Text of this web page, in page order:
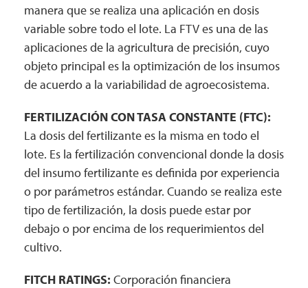
manera que se realiza una aplicación en dosis
variable sobre todo el lote. La FTV es una de las
aplicaciones de la agricultura de precisión, cuyo
objeto principal es la optimización de los insumos
de acuerdo a la variabilidad de agroecosistema.
FERTILIZACIÓN CON TASA CONSTANTE (FTC):
La dosis del fertilizante es la misma en todo el
lote. Es la fertilización convencional donde la dosis
del insumo fertilizante es definida por experiencia
o por parámetros estándar. Cuando se realiza este
tipo de fertilización, la dosis puede estar por
debajo o por encima de los requerimientos del
cultivo.
FITCH RATINGS: Corporación financiera